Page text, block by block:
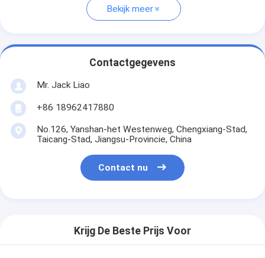
Bekijk meer
Contactgegevens
Mr. Jack Liao
+86 18962417880
No.126, Yanshan-het Westenweg, Chengxiang-Stad,
Taicang-Stad, Jiangsu-Provincie, China
Contact nu
Krijg De Beste Prijs Voor